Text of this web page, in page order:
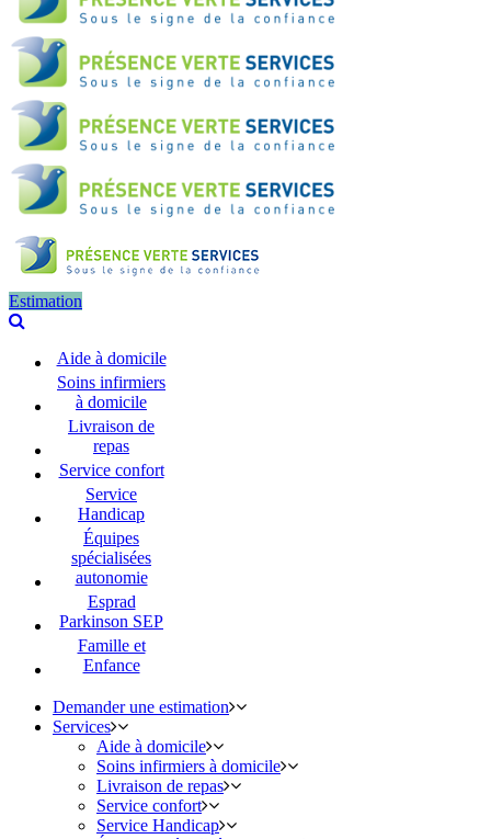
Estimation
Aide à domicile
Soins infirmiers
à domicile
Livraison de
repas
Service confort
Service
Handicap
Équipes
spécialisées
autonomie
Esprad
Parkinson SEP
Famille et
Enfance
Demander une estimation
Services
Aide à domicile
Soins infirmiers à domicile
Livraison de repas
Service confort
Service Handicap